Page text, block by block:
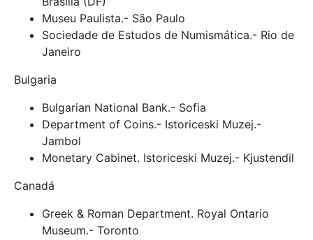
Museu Paulista.- São Paulo
Sociedade de Estudos de Numismática.- Rio de
Janeiro
Bulgaria
Bulgarian National Bank.- Sofia
Department of Coins.- Istoriceski Muzej.-
Jambol
Monetary Cabinet. Istoriceski Muzej.- Kjustendil
Canadá
Greek & Roman Department. Royal Ontario
Museum.- Toronto